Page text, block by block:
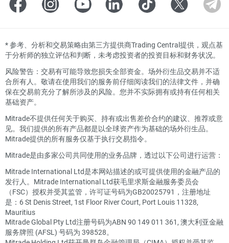
*参考、分析和交易策略由第三方提供商Trading Central提供，观点基
于分析师的独立评估和判断，未考虑投资者的投资目标和财务状况。
风险警告：交易有可能导致您损失全部资金。场外衍生品交易并不适
合所有人。敬请在使用我们的服务前仔细阅读我们的法律文件，并确
保在交易前充分了解所涉及的风险。您并不实际拥有或持有任何相关
基础资产。
Mitrade不提供任何关于购买、持有或出售差价合约的建议、推荐或意
见。我们提供的所有产品都是以全球资产作为基础的场外衍生品。
Mitrade提供的所有服务仅基于执行交易指令。
Mitrade是由多家公司共同使用的业务品牌，透过以下公司进行运营：
Mitrade International Ltd是本网站描述的或可提供使用的金融产品的
发行人。Mitrade International Ltd获毛里求斯金融服务委员会
（FSC）授权并受其监管，许可证号码为GB20025791，注册地址
是：6 St Denis Street, 1st Floor River Court, Port Louis 11328,
Mauritius
Mitrade Global Pty Ltd注册号码为ABN 90 149 011 361, 澳大利亚金融
服务牌照 (AFSL) 号码为 398528。